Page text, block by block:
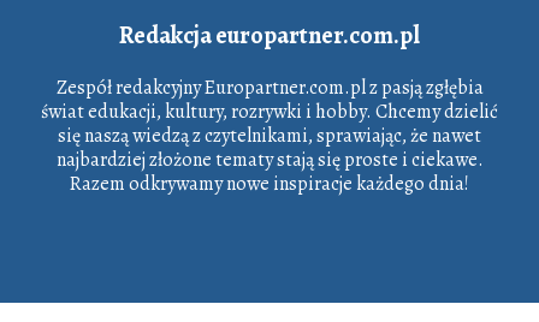
Redakcja europartner.com.pl
Zespół redakcyjny Europartner.com.pl z pasją zgłębia
świat edukacji, kultury, rozrywki i hobby. Chcemy dzielić
się naszą wiedzą z czytelnikami, sprawiając, że nawet
najbardziej złożone tematy stają się proste i ciekawe.
Razem odkrywamy nowe inspiracje każdego dnia!